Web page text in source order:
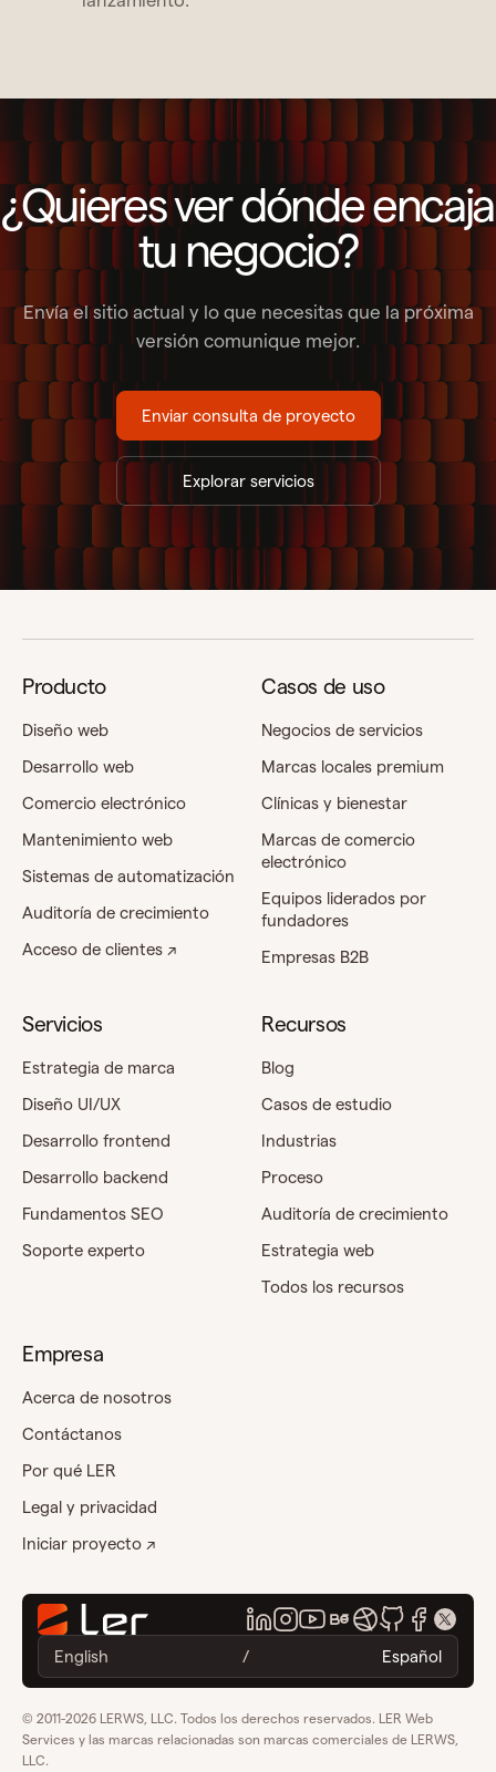
¿Quieres ver dónde encaja
tu negocio?
Envía el sitio actual y lo que necesitas que la próxima
versión comunique mejor.
Enviar consulta de proyecto
Explorar servicios
Producto
Diseño web
Desarrollo web
Comercio electrónico
Mantenimiento web
Sistemas de automatización
Auditoría de crecimiento
Acceso de clientes ↗
Casos de uso
Negocios de servicios
Marcas locales premium
Clínicas y bienestar
Marcas de comercio
electrónico
Equipos liderados por
fundadores
Empresas B2B
Servicios
Estrategia de marca
Diseño UI/UX
Desarrollo frontend
Desarrollo backend
Fundamentos SEO
Soporte experto
Recursos
Blog
Casos de estudio
Industrias
Proceso
Auditoría de crecimiento
Estrategia web
Todos los recursos
Empresa
Acerca de nosotros
Contáctanos
Por qué LER
Legal y privacidad
Iniciar proyecto ↗
English / Español
© 2011-2026 LERWS, LLC. Todos los derechos reservados. LER Web
Services y las marcas relacionadas son marcas comerciales de LERWS,
LLC.